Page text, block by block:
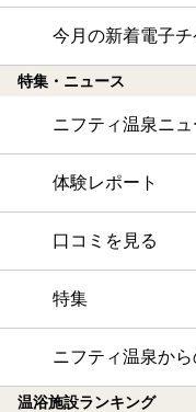
今月の新着電子
特集・ニュース
ニフティ温泉ニュ
体験レポート
口コミを見る
特集
ニフティ温泉か
温浴施設ランキング